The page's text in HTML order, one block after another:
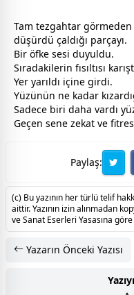
Tam tezgahtar
düşürdü çaldığı parçayı.
Bir öfke sesi duyuldu.
Sıradakilerin fısıltısı
Yer yarıldı içine girdi.
Yüzünün ne kadar
Sadece biri daha vardı
Geçen sene zekat ve
Paylaş:
(c) Bu yazının her türlü telif
aittir. Yazının izin alınmadan
ve Sanat Eserleri Yasasına
Yazarın Önceki Yazısı